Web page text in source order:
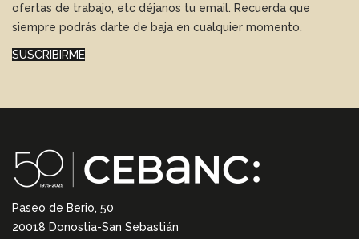
ofertas de trabajo, etc déjanos tu email. Recuerda que
siempre podrás darte de baja en cualquier momento.
SUSCRIBIRME
Paseo de Berio, 50
20018 Donostia-San Sebastián